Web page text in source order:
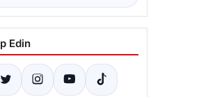
Edin